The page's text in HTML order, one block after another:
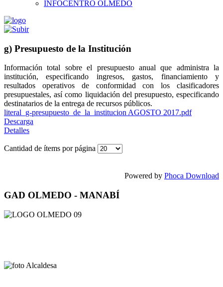
INFOCENTRO OLMEDO
g) Presupuesto de la Institución
Información total sobre el presupuesto anual que administra la
institución, especificando ingresos, gastos, financiamiento y
resultados operativos de conformidad con los clasificadores
presupuestales, así como liquidación del presupuesto, especificando
destinatarios de la entrega de recursos públicos.
literal_g-presupuesto_de_la_institucion AGOSTO 2017.pdf
Descarga
Detalles
Cantidad de ítems por página
Powered by Phoca Download
GAD OLMEDO - MANABÍ